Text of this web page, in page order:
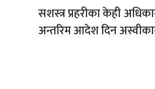
सशस्त्र प्रहरीका केही
अन्तरिम आदेश दिन